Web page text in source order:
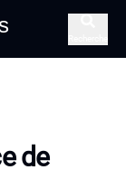
de